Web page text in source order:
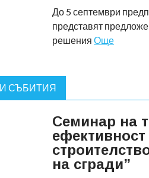
До 5 септември
представят
решения Още
СЪБИТИЯ
Семинар на
на сгради”